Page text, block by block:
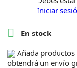
Iniciar

En stock
Añada
obtendrá un envío